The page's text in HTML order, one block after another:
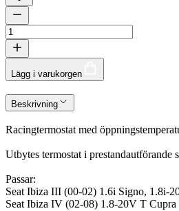
Lägg i varukorgen
Beskrivning
Racingtermostat med
Utbytes termostat i
Passar:
Seat Ibiza III (00-02) 1.6i Signo, 1.8i-
Seat Ibiza IV (02-08) 1.8-20V T